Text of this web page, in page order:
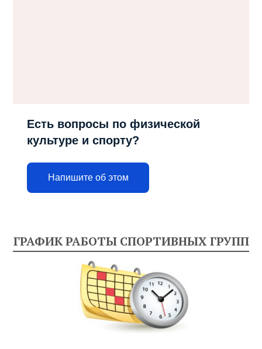
Есть вопросы по физической
культуре и спорту?
Напишите об этом
ГРАФИК РАБОТЫ СПОРТИВНЫХ ГРУПП